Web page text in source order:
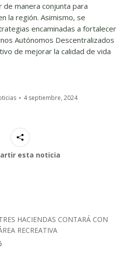
manera conjunta para
la región. Asimismo, se
encaminadas a fortalecer
Autónomos Descentralizados
de mejorar la calidad de vida
4 septiembre, 2024
esta noticia
HACIENDAS CONTARÁ CON
RECREATIVA